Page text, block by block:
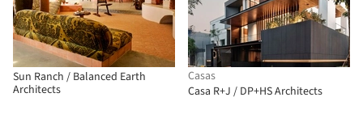
Sun Ranch / Balanced Earth
Architects
Casas
Casa R+J / DP+HS Architects